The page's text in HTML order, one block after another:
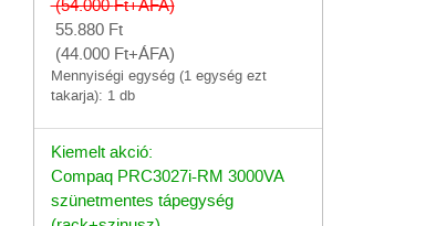
(54.000Ft+ÁFA)
55.880 Ft
(44.000 Ft+ÁFA)
Mennyiségi egység (1 egység ezt
takarja): 1 db
Kiemelt akció:
Compaq PRC3027i-RM 3000VA
szünetmentes tápegység